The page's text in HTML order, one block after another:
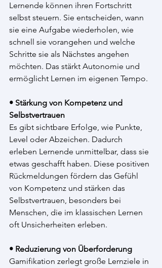
Lernende können ihren Fortschritt
selbst steuern. Sie entscheiden, wann
sie eine Aufgabe wiederholen, wie
schnell sie vorangehen und welche
Schritte sie als Nächstes angehen
möchten. Das stärkt Autonomie und
ermöglicht Lernen im eigenen Tempo.
• Stärkung von Kompetenz und
Selbstvertrauen
Es gibt sichtbare Erfolge, wie Punkte,
Level oder Abzeichen. Dadurch
erleben Lernende unmittelbar, dass sie
etwas geschafft haben. Diese positiven
Rückmeldungen fördern das Gefühl
von Kompetenz und stärken das
Selbstvertrauen, besonders bei
Menschen, die im klassischen Lernen
oft Unsicherheiten erleben.
• Reduzierung von Überforderung
Gamifikation zerlegt große Lernziele in